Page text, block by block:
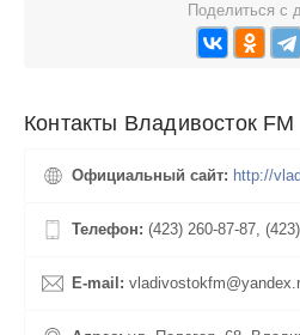
Поделиться с
Контакты Владивосток FM
Официальный сайт: http://
Телефон: (423) 260-87-87,
E-mail: